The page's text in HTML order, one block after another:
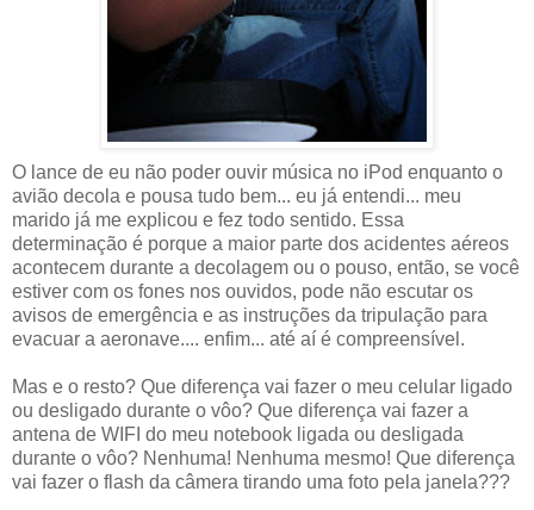
O lance de eu não poder ouvir música no iPod enquanto o
avião decola e pousa tudo bem... eu já entendi... meu
marido já me explicou e fez todo sentido. Essa
determinação é porque a maior parte dos acidentes aéreos
acontecem durante a decolagem ou o pouso, então, se você
estiver com os fones nos ouvidos, pode não escutar os
avisos de emergência e as instruções da tripulação para
evacuar a aeronave.... enfim... até aí é compreensível.
Mas e o resto? Que diferença vai fazer o meu celular ligado
ou desligado durante o vôo? Que diferença vai fazer a
antena de WIFI do meu notebook ligada ou desligada
durante o vôo? Nenhuma! Nenhuma mesmo! Que diferença
vai fazer o flash da câmera tirando uma foto pela janela???